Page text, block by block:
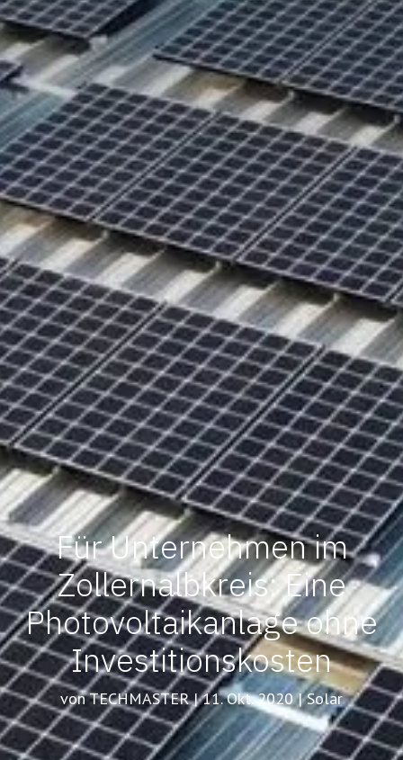
Für Unternehmen im
Zollernalbkreis: Eine
Photovoltaikanlage ohne
Investitionskosten
von TECHMASTER | 11. Okt. 2020 | Solar